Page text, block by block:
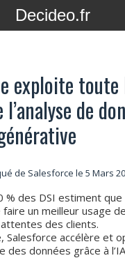
Decideo.fr
exploite
de
de Salesforce le 5 Mars
% des DSI estiment que
un meilleur usage
des clients.
Salesforce accélère et
des données grâce à